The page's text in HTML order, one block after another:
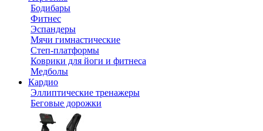
Бодибары
Фитнес
Эспандеры
Мячи гимнастические
Степ-платформы
Коврики для йоги и фитнеса
Медболы
Кардио
Эллиптические тренажеры
Беговые дорожки